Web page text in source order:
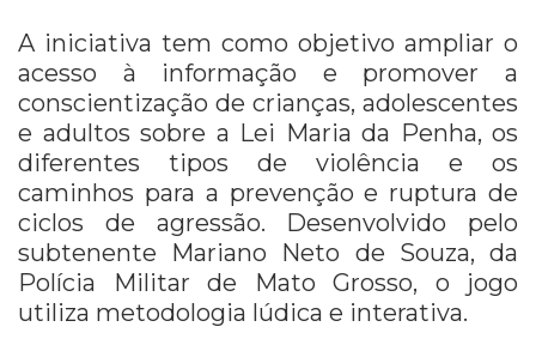
A iniciativa tem como objetivo ampliar o
acesso à informação e promover a
conscientização de crianças, adolescentes
e adultos sobre a Lei Maria da Penha, os
diferentes tipos de violência e os
caminhos para a prevenção e ruptura de
ciclos de agressão. Desenvolvido pelo
subtenente Mariano Neto de Souza, da
Polícia Militar de Mato Grosso, o jogo
utiliza metodologia lúdica e interativa.